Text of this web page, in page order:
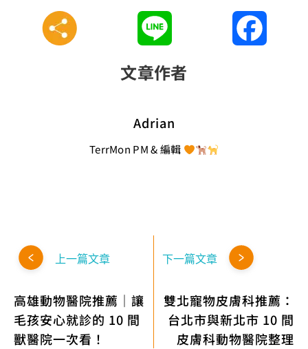
文章作者
Adrian
TerrMon PM & 編輯
上一篇文章
高雄動物醫院推薦｜讓
毛孩安心就診的 10 間
獸醫院一次看！
下一篇文章
雙北寵物皮膚科推薦：
台北市與新北市 10 間
皮膚科動物醫院整理